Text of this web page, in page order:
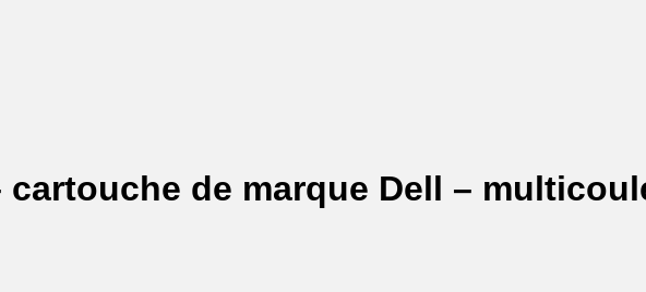
cartouche de marque Dell –